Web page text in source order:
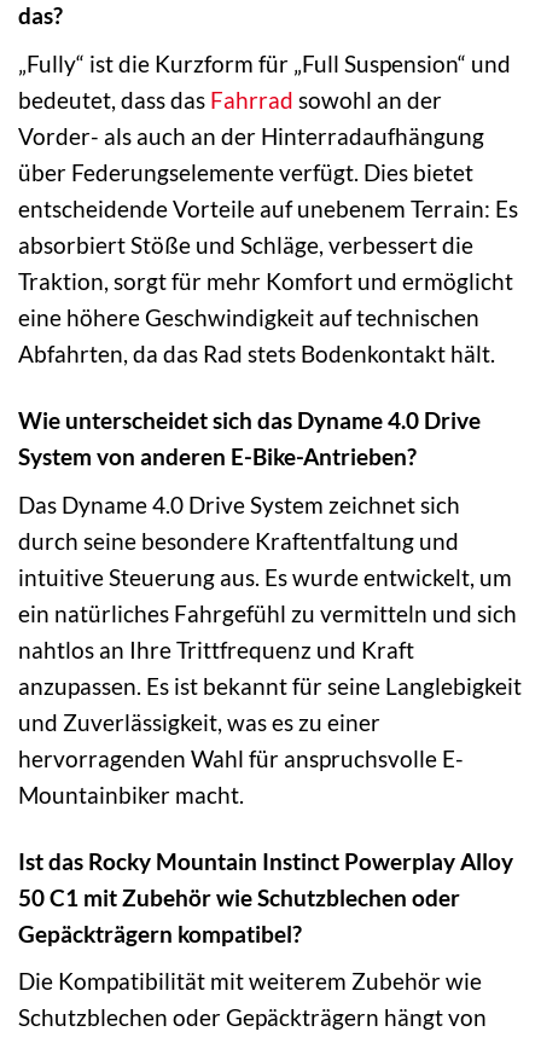
das?
„Fully“ ist die Kurzform für „Full Suspension“ und
bedeutet, dass das Fahrrad sowohl an der
Vorder- als auch an der Hinterradaufhängung
über Federungselemente verfügt. Dies bietet
entscheidende Vorteile auf unebenem Terrain: Es
absorbiert Stöße und Schläge, verbessert die
Traktion, sorgt für mehr Komfort und ermöglicht
eine höhere Geschwindigkeit auf technischen
Abfahrten, da das Rad stets Bodenkontakt hält.
Wie unterscheidet sich das Dyname 4.0 Drive
System von anderen E-Bike-Antrieben?
Das Dyname 4.0 Drive System zeichnet sich
durch seine besondere Kraftentfaltung und
intuitive Steuerung aus. Es wurde entwickelt, um
ein natürliches Fahrgefühl zu vermitteln und sich
nahtlos an Ihre Trittfrequenz und Kraft
anzupassen. Es ist bekannt für seine Langlebigkeit
und Zuverlässigkeit, was es zu einer
hervorragenden Wahl für anspruchsvolle E-
Mountainbiker macht.
Ist das Rocky Mountain Instinct Powerplay Alloy
50 C1 mit Zubehör wie Schutzblechen oder
Gepäckträgern kompatibel?
Die Kompatibilität mit weiterem Zubehör wie
Schutzblechen oder Gepäckträgern hängt von